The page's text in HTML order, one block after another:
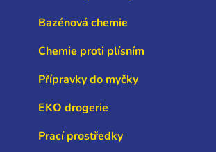
Bazénová chemie
Chemie proti plísním
Přípravky do myčky
EKO drogerie
Prací prostředky